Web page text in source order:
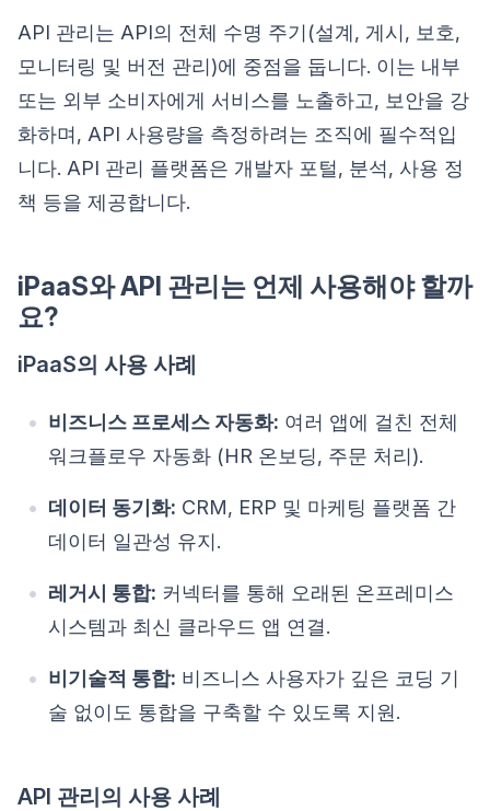
API 관리는 API의 전체 수명 주기(설계, 게시, 보호,
모니터링 및 버전 관리)에 중점을 둡니다. 이는 내부
또는 외부 소비자에게 서비스를 노출하고, 보안을 강
화하며, API 사용량을 측정하려는 조직에 필수적입
니다. API 관리 플랫폼은 개발자 포털, 분석, 사용 정
책 등을 제공합니다.
iPaaS와 API 관리는 언제 사용해야 할까
요?
iPaaS의 사용 사례
비즈니스 프로세스 자동화: 여러 앱에 걸친 전체
워크플로우 자동화 (HR 온보딩, 주문 처리).
데이터 동기화: CRM, ERP 및 마케팅 플랫폼 간
데이터 일관성 유지.
레거시 통합: 커넥터를 통해 오래된 온프레미스
시스템과 최신 클라우드 앱 연결.
비기술적 통합: 비즈니스 사용자가 깊은 코딩 기
술 없이도 통합을 구축할 수 있도록 지원.
API 관리의 사용 사례